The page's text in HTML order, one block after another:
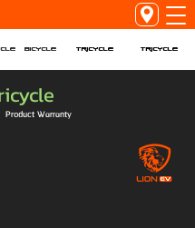
Bicycle Tricycle Tricycle
Product Warranty